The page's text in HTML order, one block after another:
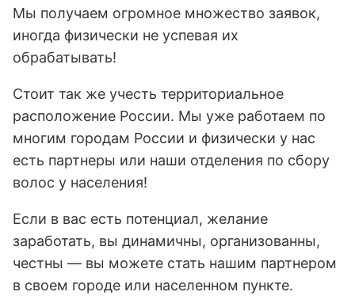
Мы получаем огромное множество заявок,
иногда физически не успевая их
обрабатывать!
Стоит так же учесть территориальное
расположение России. Мы уже работаем по
многим городам России и физически у нас
есть партнеры или наши отделения по сбору
волос у населения!
Если в вас есть потенциал, желание
заработать, вы динамичны, организованны,
честны — вы можете стать нашим партнером
в своем городе или населенном пункте.